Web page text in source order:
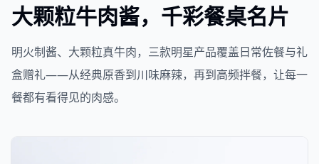
大颗粒牛肉酱，千彩餐桌名片
明火制酱、大颗粒真牛肉，三款明星产品覆盖日常佐餐与礼
盒赠礼——从经典原香到川味麻辣，再到高频拌餐，让每一
餐都有看得见的肉感。